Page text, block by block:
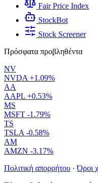
Fair Price Index
StockBot
Stock Screener
Πρόσφατα προβληθέντα
NV
NVDA +1.09%
AA
AAPL +0.53%
MS
MSFT -1.79%
TS
TSLA -0.58%
AM
AMZN -3.17%
Πολιτική απορρήτου · Όροι